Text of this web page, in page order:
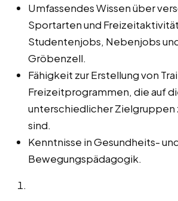
Umfassendes Wissen über
Sportarten und
Studentenjobs, Nebenjobs
Gröbenzell.
Fähigkeit zur Erstellung von
Freizeitprogrammen, die auf
unterschiedlicher
sind.
Kenntnisse in Gesundheits-
Bewegungspädagogik.